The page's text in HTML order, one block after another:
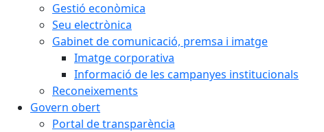
Gestió econòmica
Seu electrònica
Gabinet de comunicació, premsa i imatge
Imatge corporativa
Informació de les campanyes institucionals
Reconeixements
Govern obert
Portal de transparència